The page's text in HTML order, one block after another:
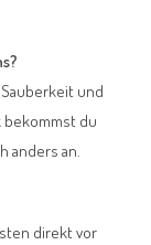
und
bekommst du
anders an.
direkt vor